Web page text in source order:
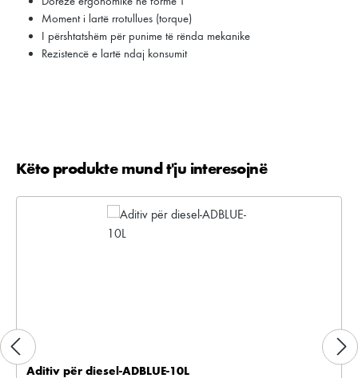
Moment i lartë rrotullues (torque)
I përshtatshëm për punime të rënda mekanike
Rezistencë e lartë ndaj konsumit
Kalo galerinë e produktit
Këto produkte mund t'ju interesojnë
Aditiv për diesel-ADBLUE-10L